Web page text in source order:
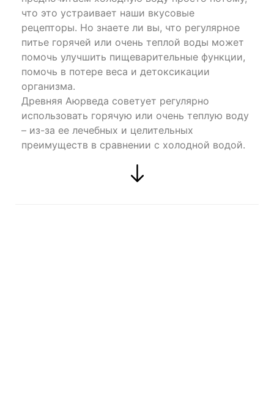
что это устраивает наши вкусовые
рецепторы. Но знаете ли вы, что регулярное
питье горячей или очень теплой воды может
помочь улучшить пищеварительные функции,
помочь в потере веса и детоксикации
организма.
Древняя Аюрведа советует регулярно
использовать горячую или очень теплую воду
– из-за ее лечебных и целительных
преимуществ в сравнении с холодной водой.